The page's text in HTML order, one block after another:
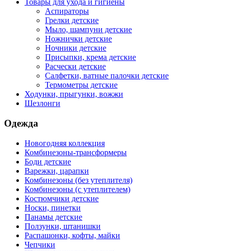
Товары для ухода и гигиены
Аспираторы
Грелки детские
Мыло, шампуни детские
Ножнички детские
Ночники детские
Присыпки, крема детские
Расчески детские
Салфетки, ватные палочки детские
Термометры детские
Ходунки, прыгунки, вожжи
Шезлонги
Одежда
Новогодняя коллекция
Комбинезоны-трансформеры
Боди детские
Варежки, царапки
Комбинезоны (без утеплителя)
Комбинезоны (с утеплителем)
Костюмчики детские
Носки, пинетки
Панамы детские
Ползунки, штанишки
Распашонки, кофты, майки
Чепчики